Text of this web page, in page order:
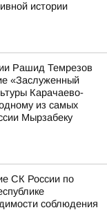
истории
Рашид Темрезов
«Заслуженный
Карачаево-
из самых
Мырзабеку
СК России по
соблюдения